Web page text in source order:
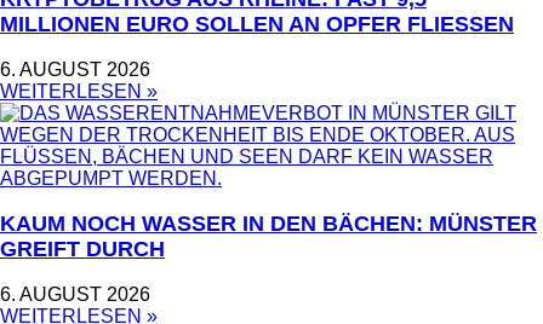
MILLIONEN EURO SOLLEN AN OPFER FLIESSEN
6. AUGUST 2026
WEITERLESEN »
KAUM NOCH WASSER IN DEN BÄCHEN: MÜNSTER
GREIFT DURCH
6. AUGUST 2026
WEITERLESEN »